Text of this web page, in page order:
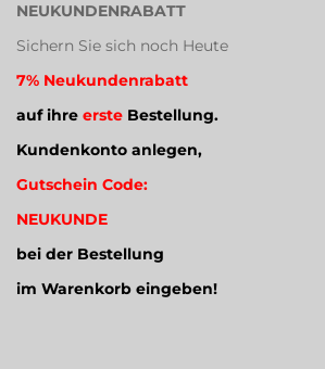
NEUKUNDENRABATT
Sichern Sie sich noch Heute
7% Neukundenrabatt
auf ihre erste Bestellung.
Kundenkonto anlegen,
Gutschein Code:
NEUKUNDE
bei der Bestellung
im Warenkorb eingeben!